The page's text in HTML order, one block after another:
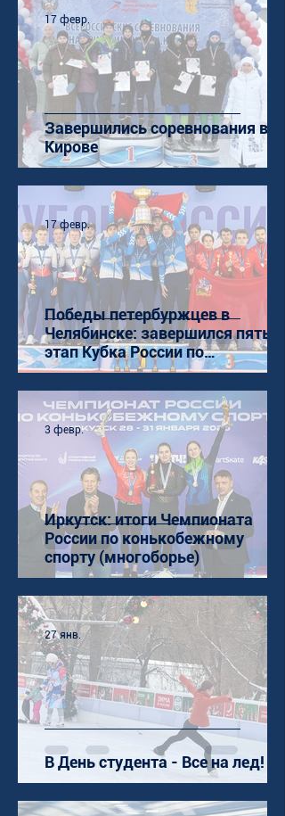
Завершились соревнования в
Кирове
17 февр.
Победы петербуржцев в
Челябинске: завершился пятый
этап Кубка России по
конькобежному спорту (ШТ)
17 февр.
Иркутск: итоги Чемпионата
России по конькобежному
спорту (многоборье)
3 февр.
В День студента - Все на лед!
27 янв.